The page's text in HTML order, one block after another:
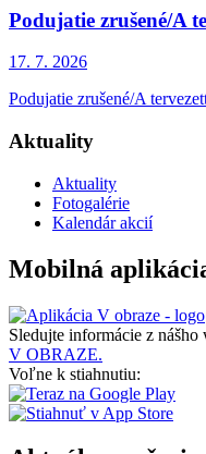
Podujatie zrušené/A
17. 7. 2026
Podujatie zrušené/A
Aktuality
Aktuality
Fotogalérie
Kalendár akcií
Mobilná
Sledujte informácie z nášho
V OBRAZE.
Voľne k stiahnutiu: